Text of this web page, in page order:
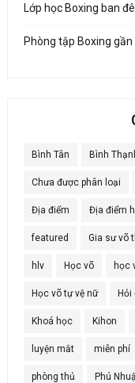
Lớp học Boxing ban
Phòng tập Boxing
Bình Tân Bình
Chưa được phân loại
Địa điểm Địa điểm
featured Gia sư võ
hlv Học võ học
Học võ tự vệ nữ Hỏi
Khoá học Kihon
luyện mắt miễn phí
phòng thủ Phú